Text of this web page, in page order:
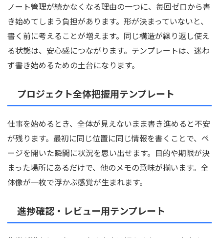
ノート管理が続かなくなる理由の一つに、毎回ゼロから書
き始めてしまう負担があります。形が決まっていないと、
書く前に考えることが増えます。同じ構造が繰り返し使え
る状態は、安心感につながります。テンプレートは、迷わ
ず書き始めるための土台になります。
プロジェクト全体把握用テンプレート
仕事を始めるとき、全体が見えないまま書き進めると不安
が残ります。最初に同じ位置に同じ情報を書くことで、ペ
ージを開いた瞬間に状況を思い出せます。目的や期限が決
まった場所にあるだけで、他のメモの意味が揃います。全
体像が一枚で浮かぶ感覚が生まれます。
進捗確認・レビュー用テンプレート